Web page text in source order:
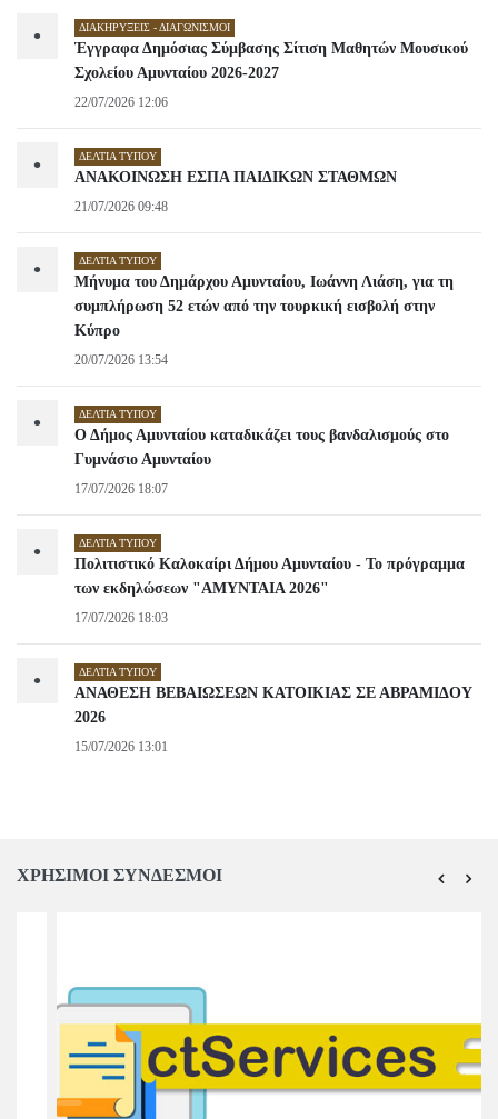
• ΔΙΑΚΗΡΎΞΕΙΣ - ΔΙΑΓΩΝΙΣΜΟΊ
Έγγραφα Δημόσιας Σύμβασης Σίτιση Μαθητών Μουσικού
Σχολείου Αμυνταίου 2026-2027
22/07/2026 12:06
• ΔΕΛΤΊΑ ΤΎΠΟΥ
ΑΝΑΚΟΙΝΩΣΗ ΕΣΠΑ ΠΑΙΔΙΚΩΝ ΣΤΑΘΜΩΝ
21/07/2026 09:48
• ΔΕΛΤΊΑ ΤΎΠΟΥ
Μήνυμα του Δημάρχου Αμυνταίου, Ιωάννη Λιάση, για τη
συμπλήρωση 52 ετών από την τουρκική εισβολή στην
Κύπρο
20/07/2026 13:54
• ΔΕΛΤΊΑ ΤΎΠΟΥ
Ο Δήμος Αμυνταίου καταδικάζει τους βανδαλισμούς στο
Γυμνάσιο Αμυνταίου
17/07/2026 18:07
• ΔΕΛΤΊΑ ΤΎΠΟΥ
Πολιτιστικό Καλοκαίρι Δήμου Αμυνταίου - Το πρόγραμμα
των εκδηλώσεων "ΑΜΥΝΤΑΙΑ 2026"
17/07/2026 18:03
• ΔΕΛΤΊΑ ΤΎΠΟΥ
ΑΝΑΘΕΣΗ ΒΕΒΑΙΩΣΕΩΝ ΚΑΤΟΙΚΙΑΣ ΣΕ ΑΒΡΑΜΙΔΟΥ
2026
15/07/2026 13:01
ΧΡΗΣΙΜΟΙ ΣΥΝΔΕΣΜΟΙ